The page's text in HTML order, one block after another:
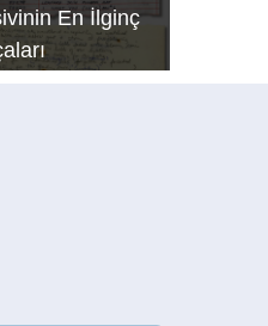
En İlginç